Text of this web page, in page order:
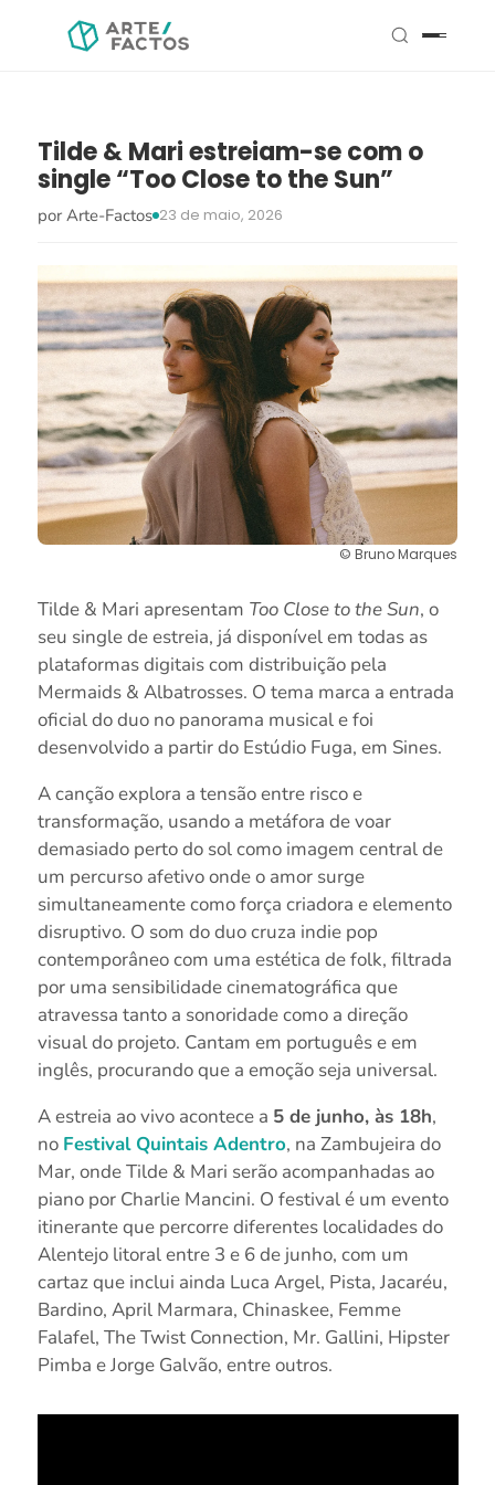
Tilde & Mari estreiam-se com o
single “Too Close to the Sun”
por Arte-Factos 23 de maio, 2026
© Bruno Marques
Tilde & Mari apresentam Too Close to the Sun, o
seu single de estreia, já disponível em todas as
plataformas digitais com distribuição pela
Mermaids & Albatrosses. O tema marca a entrada
oficial do duo no panorama musical e foi
desenvolvido a partir do Estúdio Fuga, em Sines.
A canção explora a tensão entre risco e
transformação, usando a metáfora de voar
demasiado perto do sol como imagem central de
um percurso afetivo onde o amor surge
simultaneamente como força criadora e elemento
disruptivo. O som do duo cruza indie pop
contemporâneo com uma estética de folk, filtrada
por uma sensibilidade cinematográfica que
atravessa tanto a sonoridade como a direção
visual do projeto. Cantam em português e em
inglês, procurando que a emoção seja universal.
A estreia ao vivo acontece a 5 de junho, às 18h,
no Festival Quintais Adentro, na Zambujeira do
Mar, onde Tilde & Mari serão acompanhadas ao
piano por Charlie Mancini. O festival é um evento
itinerante que percorre diferentes localidades do
Alentejo litoral entre 3 e 6 de junho, com um
cartaz que inclui ainda Luca Argel, Pista, Jacaréu,
Bardino, April Marmara, Chinaskee, Femme
Falafel, The Twist Connection, Mr. Gallini, Hipster
Pimba e Jorge Galvão, entre outros.